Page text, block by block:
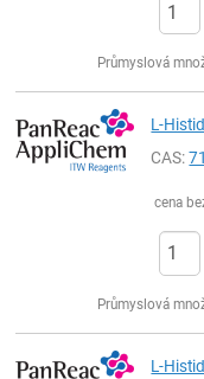
Průmyslová
L-
CAS:
cena
Průmyslová
L-